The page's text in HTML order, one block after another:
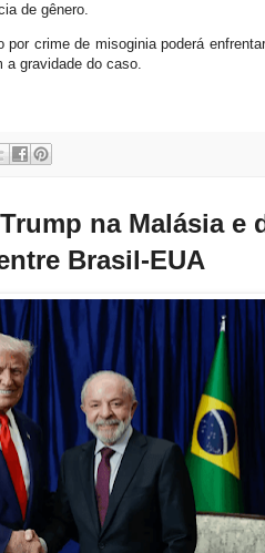
de gênero.
crime de misoginia poderá
a gravidade do caso.
na Malásia e
Brasil-EUA